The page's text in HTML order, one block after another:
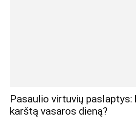
Pasaulio virtuvių paslaptys:
karštą vasaros dieną?